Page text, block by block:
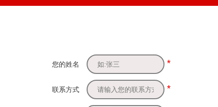
您的姓名 *
联系方式 *